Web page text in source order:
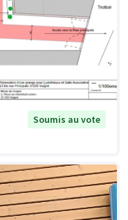
Soumis au vote